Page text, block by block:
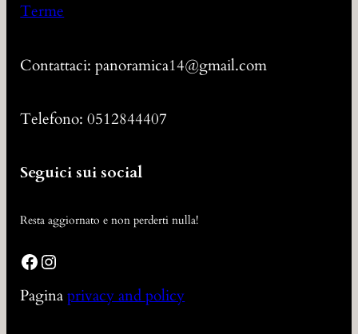
Terme
Contattaci: panoramica14@gmail.com
Telefono: 0512844407
Seguici sui social
Resta aggiornato e non perderti nulla!
Facebook Instagram
Paginaprivacy and policy